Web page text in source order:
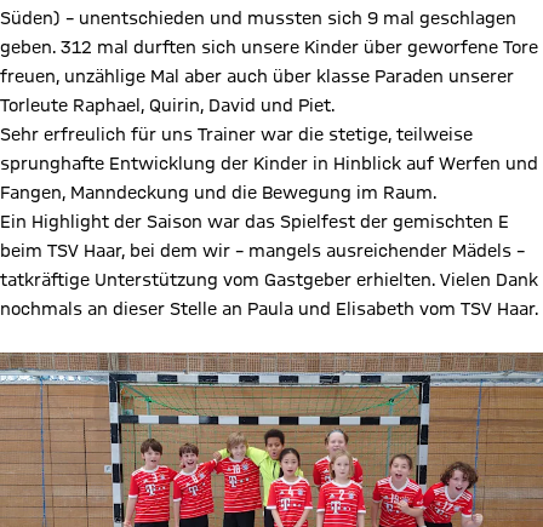
Süden) – unentschieden und mussten sich 9 mal geschlagen
geben. 312 mal durften sich unsere Kinder über geworfene Tore
freuen, unzählige Mal aber auch über klasse Paraden unserer
Torleute Raphael, Quirin, David und Piet.
Sehr erfreulich für uns Trainer war die stetige, teilweise
sprunghafte Entwicklung der Kinder in Hinblick auf Werfen und
Fangen, Manndeckung und die Bewegung im Raum.
Ein Highlight der Saison war das Spielfest der gemischten E
beim TSV Haar, bei dem wir – mangels ausreichender Mädels –
tatkräftige Unterstützung vom Gastgeber erhielten. Vielen Dank
nochmals an dieser Stelle an Paula und Elisabeth vom TSV Haar.